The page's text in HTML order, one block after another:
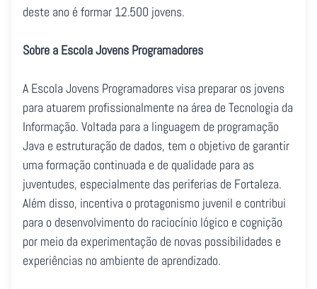
deste ano é formar 12.500 jovens.
Sobre a Escola Jovens Programadores
A Escola Jovens Programadores visa preparar os jovens
para atuarem profissionalmente na área de Tecnologia da
Informação. Voltada para a linguagem de programação
Java e estruturação de dados, tem o objetivo de garantir
uma formação continuada e de qualidade para as
juventudes, especialmente das periferias de Fortaleza.
Além disso, incentiva o protagonismo juvenil e contribui
para o desenvolvimento do raciocínio lógico e cognição
por meio da experimentação de novas possibilidades e
experiências no ambiente de aprendizado.